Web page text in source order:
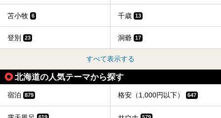
苫小牧 6 千歳 13
登別 23 洞爺 17
すべて表示する
北海道の人気テーマから探す
宿泊 879 格安（1,000円以下） 647